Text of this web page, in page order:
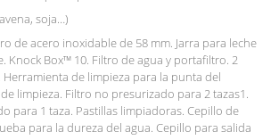
soja…)
de acero inoxidable de 58 mm. Jarra para leche
Knock Box™ 10. Filtro de agua y portafiltro. 2
Herramienta de limpieza para la punta del
limpieza. Filtro no presurizado para 2 tazas1.
para 1 taza. Pastillas limpiadoras. Cepillo de
para la dureza del agua. Cepillo para salida